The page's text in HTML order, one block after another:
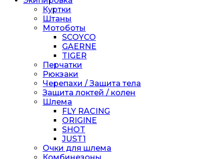
Куртки
Штаны
Мотоботы
SCOYCO
GAERNE
TIGER
Перчатки
Рюкзаки
Черепахи / Защита тела
Защита локтей / колен
Шлема
FLY RACING
ORIGINE
SHOT
JUST1
Очки для шлема